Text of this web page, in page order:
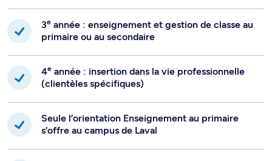
3e année : enseignement et gestion de classe au
primaire ou au secondaire
4e année : insertion dans la vie professionnelle
(clientèles spécifiques)
Seule l’orientation Enseignement au primaire
s’offre au campus de Laval